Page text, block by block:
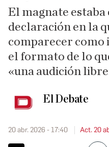
El magnate
declaración en la
comparecer como
el formato de lo
«una audición
El Debate
20 abr. 2026 - 17:40 Act. 20